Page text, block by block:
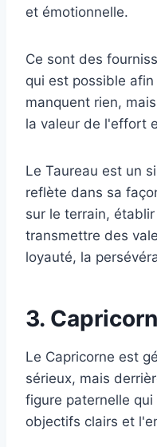
et émotionnelle.
Ce sont des
qui est possible
manquent rien,
la valeur de l'effort
Le Taureau est un
reflète dans sa
sur le terrain,
transmettre des
loyauté, la
3.
Le Capricorne est
sérieux, mais
figure paternelle
objectifs clairs et